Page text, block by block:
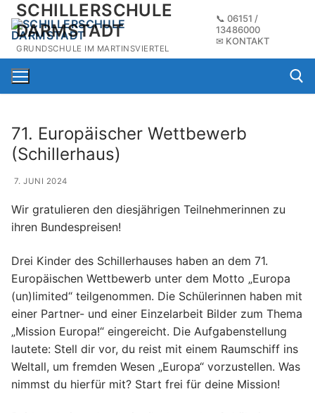
Zum
Inhalt
springen
SCHILLERSCHULE
DARMSTADT
GRUNDSCHULE IM MARTINSVIERTEL
📞06151 /
13486000
✉ KONTAKT
71. Europäischer Wettbewerb
(Schillerhaus)
7. JUNI 2024
Wir gratulieren den diesjährigen Teilnehmerinnen zu
ihren Bundespreisen!
Drei Kinder des Schillerhauses haben an dem 71.
Europäischen Wettbewerb unter dem Motto „Europa
(un)limited“ teilgenommen. Die Schülerinnen haben mit
einer Partner- und einer Einzelarbeit Bilder zum Thema
„Mission Europa!“ eingereicht. Die Aufgabenstellung
lautete: Stell dir vor, du reist mit einem Raumschiff ins
Weltall, um fremden Wesen „Europa“ vorzustellen. Was
nimmst du hierfür mit? Start frei für deine Mission!